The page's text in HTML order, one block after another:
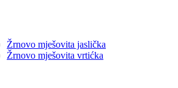
Žrnovo mješovita jaslička
Žrnovo mješovita vrtićka